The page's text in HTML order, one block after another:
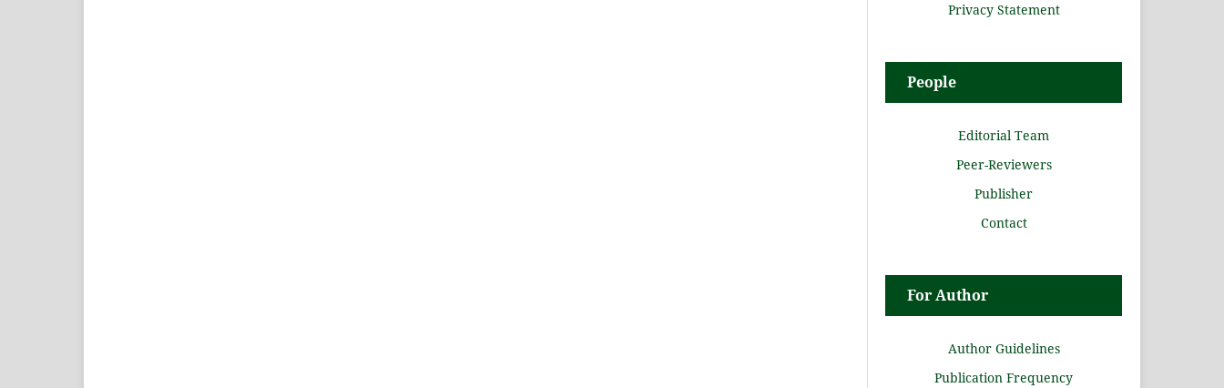
Privacy Statement
People
Editorial Team
Peer-Reviewers
Publisher
Contact
For Author
Author Guidelines
Publication Frequency